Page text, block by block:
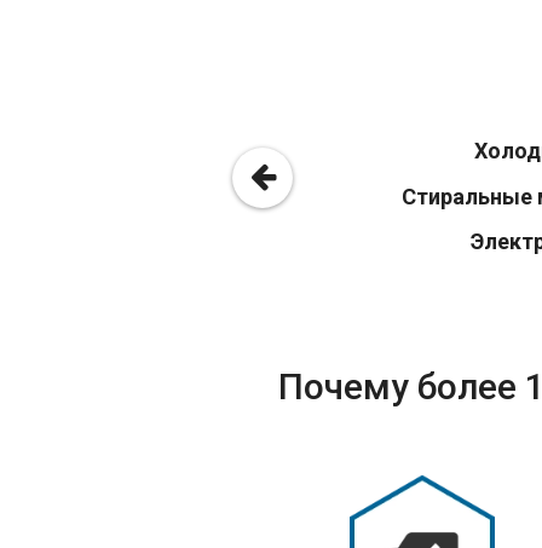
Стиральные
Почему более